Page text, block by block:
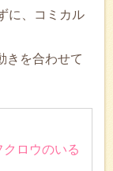
に、コミカル
きを合わせて
ロウのいる